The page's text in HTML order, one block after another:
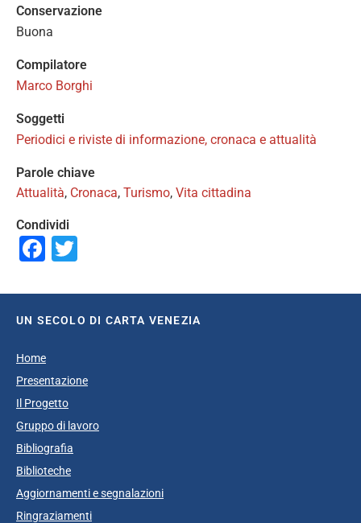
Conservazione
Buona
Compilatore
Marco Borghi
Soggetti
Periodici e riviste di informazione, cronaca e attualità
Parole chiave
Attualità, Cronaca, Turismo, Vita cittadina
Condividi
Facebook
UN SECOLO DI CARTA VENEZIA
Home
Presentazione
Il Progetto
Gruppo di lavoro
Bibliografia
Biblioteche
Aggiornamenti e segnalazioni
Ringraziamenti